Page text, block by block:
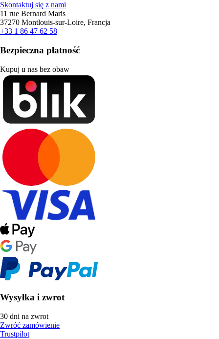
Skontaktuj się z nami
11 rue Bernard Maris
37270 Montlouis-sur-Loire, Francja
+33 1 86 47 62 58
Bezpieczna płatność
Kupuj u nas bez obaw
Wysyłka i zwrot
30 dni na zwrot
Zwróć zamówienie
Trustpilot